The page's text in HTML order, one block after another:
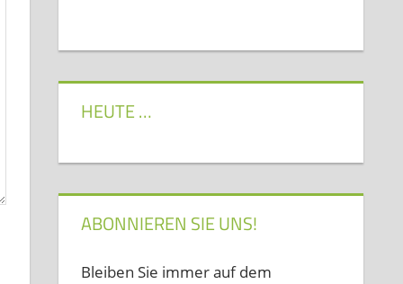
HEUTE …
ABONNIEREN SIE UNS!
Bleiben Sie immer auf dem